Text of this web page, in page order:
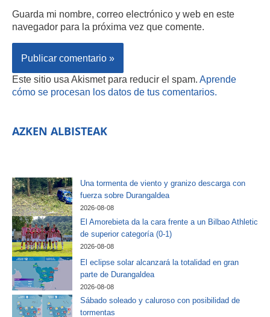
Guarda mi nombre, correo electrónico y web en este
navegador para la próxima vez que comente.
Este sitio usa Akismet para reducir el spam. Aprende
cómo se procesan los datos de tus comentarios.
AZKEN ALBISTEAK
Una tormenta de viento y granizo descarga con
fuerza sobre Durangaldea
2026-08-08
El Amorebieta da la cara frente a un Bilbao Athletic
de superior categoría (0-1)
2026-08-08
El eclipse solar alcanzará la totalidad en gran
parte de Durangaldea
2026-08-08
Sábado soleado y caluroso con posibilidad de
tormentas